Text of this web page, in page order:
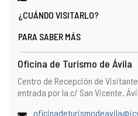
¿CUÁNDO VISITARLO?
PARA SABER MÁS
Oficina de Turismo de Ávila
Dirección
Dirección
postal
Centro de Recepción de
entrada por la c/ San Vicente.
Dirección